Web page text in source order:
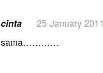
cinta 25 January 2011
sama…………